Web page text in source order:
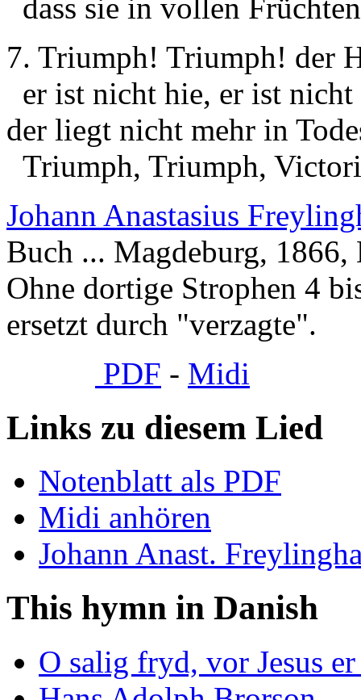
dass sie in vollen
7. Triumph! Triumph! der
er ist nicht hie, er ist nicht
der liegt nicht mehr in
Triumph, Triumph,
Johann Anastasius
Buch ... Magdeburg, 1866,
Ohne dortige Strophen 4
ersetzt durch "verzagte".
PDF - Midi
Links zu diesem Lied
Notenblatt als PDF
Midi anhören
Johann Anast.
This hymn in Danish
O salig fryd, vor Jesus